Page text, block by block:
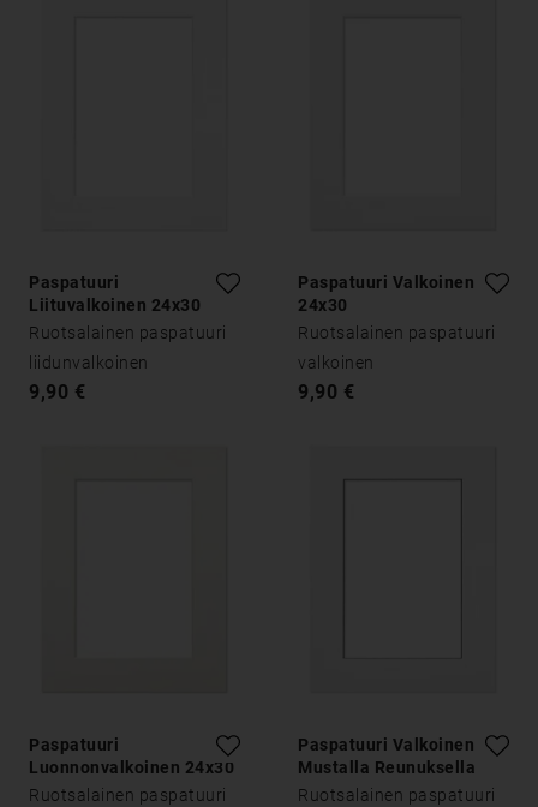
Paspatuuri
Liituvalkoinen 24x30
Ruotsalainen paspatuuri
liidunvalkoinen
9,90 €
Paspatuuri Valkoinen
24x30
Ruotsalainen paspatuuri
valkoinen
9,90 €
Paspatuuri
Luonnonvalkoinen 24x30
Ruotsalainen paspatuuri
Paspatuuri Valkoinen
Mustalla Reunuksella
24x30
Ruotsalainen paspatuuri